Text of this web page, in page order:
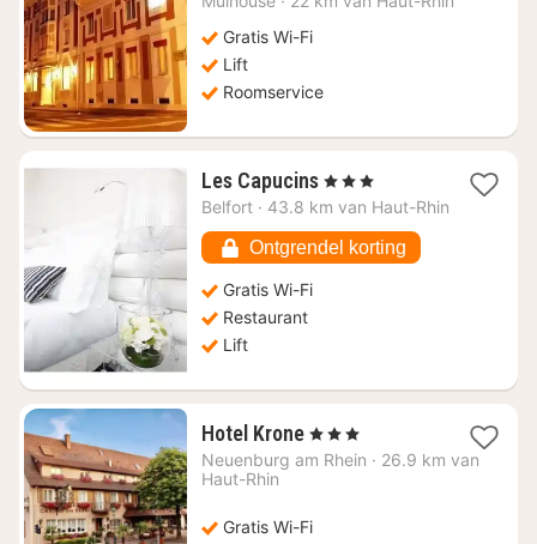
€
Gratis Wi-Fi
Lift
Roomservice
Les Capucins1
nacht
€
70,11
, 3 Sterren
Belfort · 43.8 km van Haut-Rhin
Ontgrendel korting
Gratis Wi-Fi
Restaurant
Lift
Hotel Krone1
nacht
71,11
, 3 Sterren
Neuenburg am Rhein · 26.9 km van
Haut-Rhin
Gratis Wi-Fi